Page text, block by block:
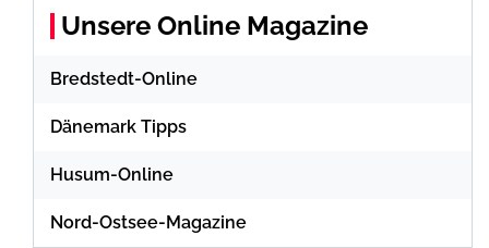
Unsere Online Magazine
Bredstedt-Online
Dänemark Tipps
Husum-Online
Nord-Ostsee-Magazine